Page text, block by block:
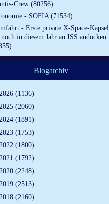
Crew (80256)
- SOFIA (71534)
- Erste private X-Space-Kapsel
in diesem Jahr an ISS andocken
Blogarchiv
2026 (1136)
2025 (2060)
2024 (1891)
2023 (1753)
2022 (1800)
2021 (1792)
2020 (2248)
2019 (2513)
2018 (2160)